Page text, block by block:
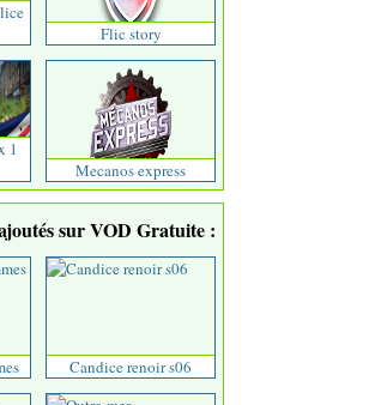
Flic story
1
Mecanos express
sur VOD Gratuite :
Candice renoir s06